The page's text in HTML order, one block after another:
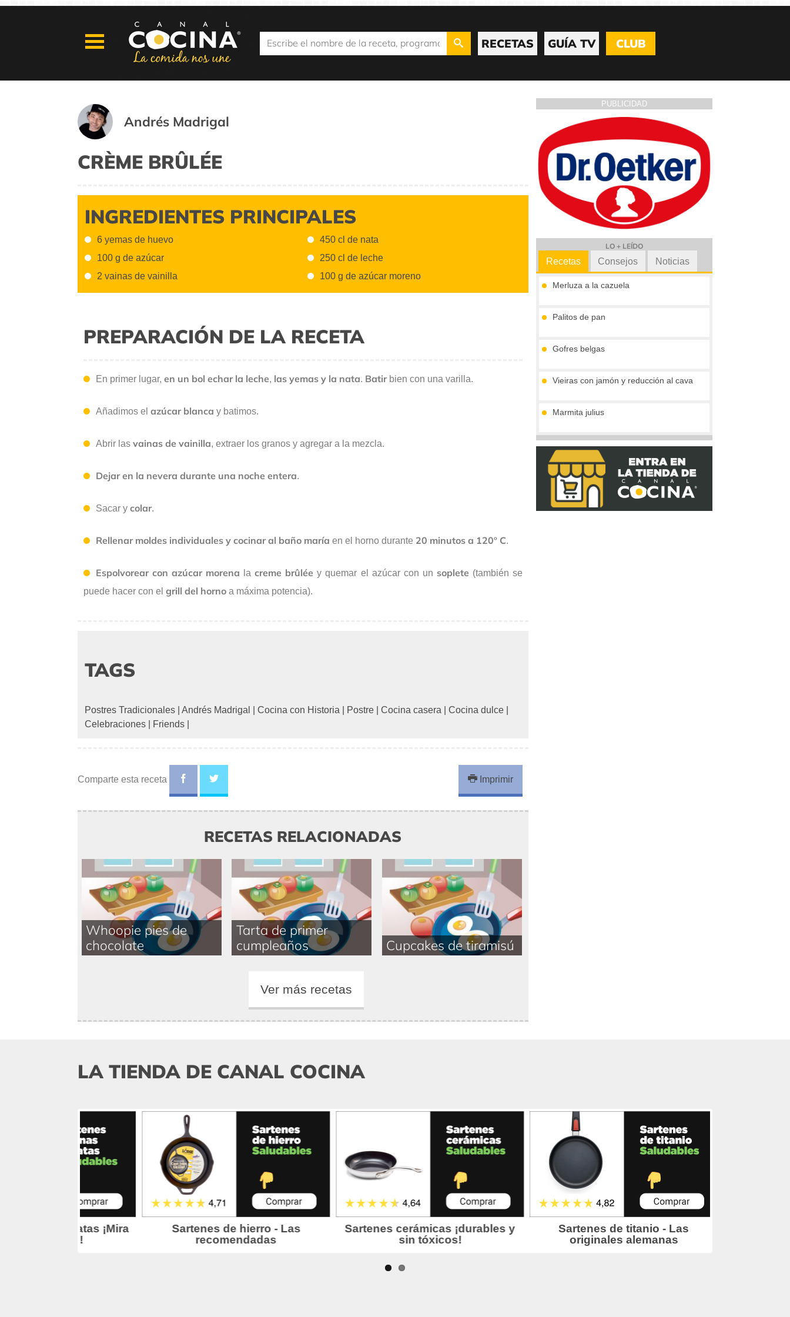
RECETAS GUÍA TV CLUB
Andrés Madrigal
CRÈME BRÛLÉE
INGREDIENTES PRINCIPALES
6 yemas de huevo
100 g de azúcar
2 vainas de vainilla
450 cl de nata
250 cl de leche
100 g de azúcar moreno
PREPARACIÓN DE LA RECETA
En primer lugar, en un bol echar la leche, las yemas y la nata. Batir bien con una varilla.
Añadimos el azúcar blanca y batimos.
Abrir las vainas de vainilla, extraer los granos y agregar a la mezcla.
Dejar en la nevera durante una noche entera.
Sacar y colar.
Rellenar moldes individuales y cocinar al baño maría en el horno durante 20 minutos a 120º C.
Espolvorear con azúcar morena lacreme brûlée y quemar el azúcar con un soplete (también se
puede hacer con el grill del horno a máxima potencia).
TAGS
Postres Tradicionales Andrés Madrigal Cocina con Historia Postre Cocina casera Cocina dulce
Celebraciones
Friends
Comparte esta receta Imprimir
RECETAS RELACIONADAS
Whoopie pies de
chocolate
Tarta de primer
cumpleaños
Cupcakes de tiramisú
Ver más recetas
PUBLICIDAD
LO + LEÍDO
Recetas
Merluza a la cazuela
Palitos de pan
Gofres belgas
Vieiras con jamón y reducción al cava
Marmita julius
Tronco de chocolate y turrón (sin gluten)
Consejos Noticias
LA TIENDA DE CANAL COCINA